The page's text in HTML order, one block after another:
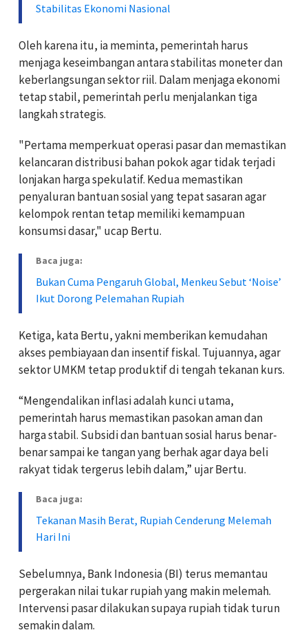
Stabilitas Ekonomi Nasional
Oleh karena itu, ia meminta, pemerintah harus
menjaga keseimbangan antara stabilitas moneter dan
keberlangsungan sektor riil. Dalam menjaga ekonomi
tetap stabil, pemerintah perlu menjalankan tiga
langkah strategis.
"Pertama memperkuat operasi pasar dan memastikan
kelancaran distribusi bahan pokok agar tidak terjadi
lonjakan harga spekulatif. Kedua memastikan
penyaluran bantuan sosial yang tepat sasaran agar
kelompok rentan tetap memiliki kemampuan
konsumsi dasar," ucap Bertu.
Baca juga:
Bukan Cuma Pengaruh Global, Menkeu Sebut ‘Noise’
Ikut Dorong Pelemahan Rupiah
Ketiga, kata Bertu, yakni memberikan kemudahan
akses pembiayaan dan insentif fiskal. Tujuannya, agar
sektor UMKM tetap produktif di tengah tekanan kurs.
“Mengendalikan inflasi adalah kunci utama,
pemerintah harus memastikan pasokan aman dan
harga stabil. Subsidi dan bantuan sosial harus benar-
benar sampai ke tangan yang berhak agar daya beli
rakyat tidak tergerus lebih dalam,” ujar Bertu.
Baca juga:
Tekanan Masih Berat, Rupiah Cenderung Melemah
Hari Ini
Sebelumnya, Bank Indonesia (BI) terus memantau
pergerakan nilai tukar rupiah yang makin melemah.
Intervensi pasar dilakukan supaya rupiah tidak turun
semakin dalam.